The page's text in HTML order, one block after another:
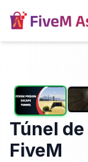
Túnel
FiveM